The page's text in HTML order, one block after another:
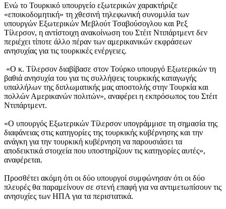
Ενώ το Τουρκικό υπουργείο εξωτερικών χαρακτήριζε
«εποικοδομητική» τη χθεσινή τηλεφωνική συνομιλία των
υπουργών Εξωτερικών Μεβλούτ Τσαβούσογλου και Ρεξ
Τίλερσον, η αντίστοιχη ανακοίνωση του Στέιτ Ντιπάρτμεντ δεν
περιέχει τίποτε άλλο πέραν των αμερικανικών εκφράσεων
ανησυχίας για τις τουρκικές ενέργειες.
«Ο κ. Τίλερσον διαβίβασε στον Τούρκο υπουργό Εξωτερικών τη
βαθιά ανησυχία του για τις συλλήψεις τουρκικής καταγωγής
υπαλλήλων της διπλωματικής μας αποστολής στην Τουρκία και
πολλών Αμερικανών πολιτών», αναφέρει η εκπρόσωπος του Στέιτ
Ντιπάρτμεντ.
«Ο υπουργός Εξωτερικών Τίλερσον υπογράμμισε τη σημασία της
διαφάνειας στις κατηγορίες της τουρκικής κυβέρνησης και την
ανάγκη για την τουρκική κυβέρνηση να παρουσιάσει τα
αποδεικτικά στοιχεία που υποστηρίζουν τις κατηγορίες αυτές»,
αναφέρεται.
Προσθέτει ακόμη ότι οι δύο υπουργοί συμφώνησαν ότι οι δύο
πλευρές θα παραμείνουν σε στενή επαφή για να αντιμετωπίσουν τις
ανησυχίες των ΗΠΑ για τα περιστατικά.